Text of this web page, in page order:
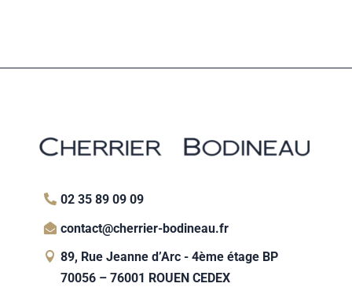
02 35 89 09 09
contact@cherrier-bodineau.fr
89, Rue Jeanne d’Arc - 4ème étage BP
70056 – 76001 ROUEN CEDEX